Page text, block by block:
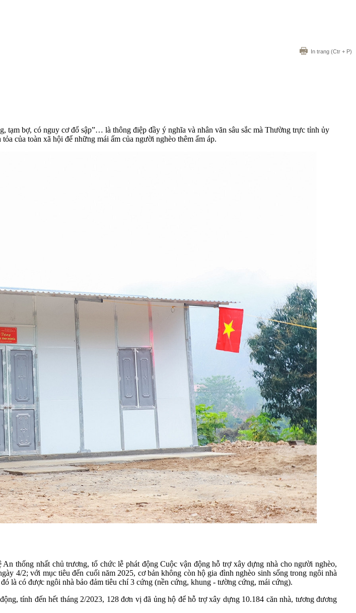
In trang (Ctr + P)
bợ, có nguy cơ đổ sập”… là thông điệp đầy ý nghĩa và nhân văn sâu sắc mà Thường trực tỉnh ủy
của toàn xã hội để những mái ấm của người nghèo thêm ấm áp.
thống nhất chủ trương, tổ chức lễ phát động Cuộc vận động hỗ trợ xây dựng nhà cho người nghèo,
4/2; với mục tiêu đến cuối năm 2025, cơ bản không còn hộ gia đình nghèo sinh sống trong ngôi nhà
là có được ngôi nhà bảo đảm tiêu chí 3 cứng (nền cứng, khung - tường cứng, mái cứng).
tính đến hết tháng 2/2023, 128 đơn vị đã ủng hộ để hỗ trợ xây dựng 10.184 căn nhà, tương đương